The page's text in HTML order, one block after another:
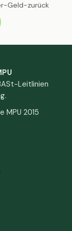
Geld-zurück
Leitlinien
MPU 2015